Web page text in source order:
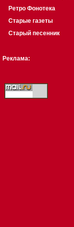
Ретро Фонотека
Старые газеты
Старый песенник
Реклама: